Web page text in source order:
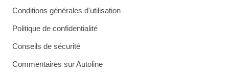
Conditions générales d'utilisation
Politique de confidentialité
Conseils de sécurité
Commentaires sur Autoline